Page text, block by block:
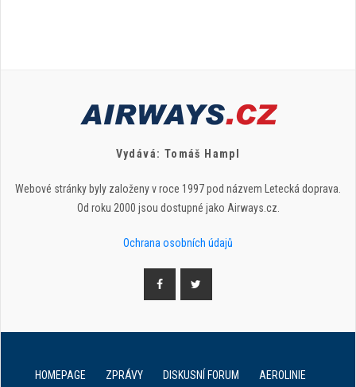
Vydává: Tomáš Hampl
Webové stránky byly založeny v roce 1997 pod názvem Letecká doprava.
Od roku 2000 jsou dostupné jako Airways.cz.
Ochrana osobních údajů
HOMEPAGE ZPRÁVY DISKUSNÍ FORUM AEROLINIE